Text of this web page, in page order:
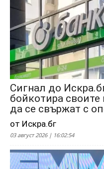
Сигнал до
бойкотира
да се свържат с
от Искра.бг
03 август 2026 | 16:02:54